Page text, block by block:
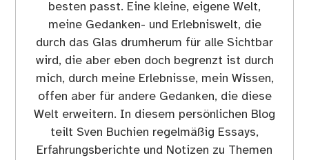
besten passt. Eine kleine, eigene Welt,
meine Gedanken- und Erlebniswelt, die
durch das Glas drumherum für alle Sichtbar
wird, die aber eben doch begrenzt ist durch
mich, durch meine Erlebnisse, mein Wissen,
offen aber für andere Gedanken, die diese
Welt erweitern. In diesem persönlichen Blog
teilt Sven Buchien regelmäßig Essays,
Erfahrungsberichte und Notizen zu Themen